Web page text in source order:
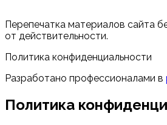
Перепечатка материалов сайта
от действительности.
Политика конфиденциальности
Разработано профессионалами в
Политика